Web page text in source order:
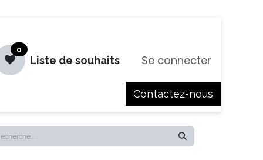
0
Liste de souhaits Se connecter
Contactez-nous